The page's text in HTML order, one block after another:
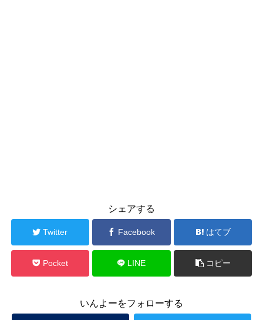
シェアする
Twitter Facebook はてブ
Pocket LINE コピー
いんよーをフォローする